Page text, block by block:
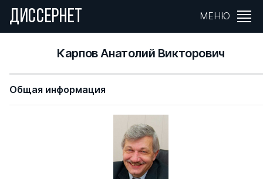
ДИССЕРНЕТ МЕНЮ
Карпов Анатолий Викторович
Общая информация